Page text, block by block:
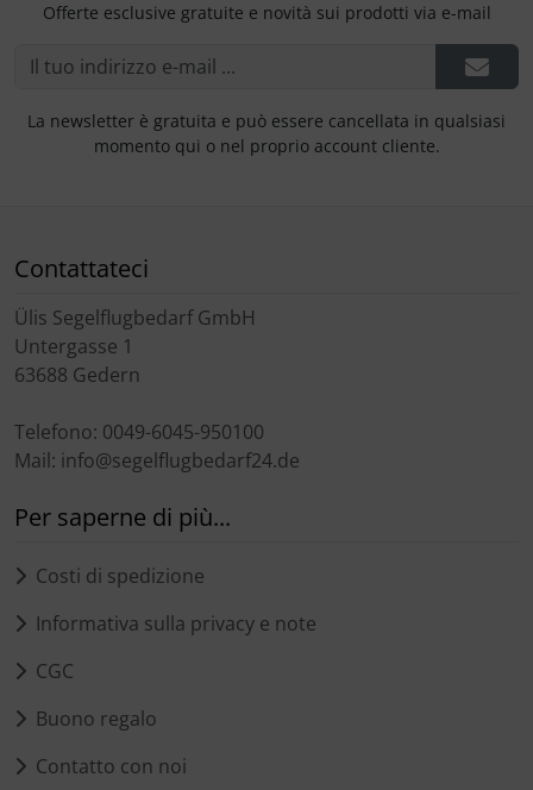
Offerte esclusive gratuite e novità sui prodotti via e-mail
La newsletter è gratuita e può essere cancellata in qualsiasi
momento qui o nel proprio account cliente.
Contattateci
Ülis Segelflugbedarf GmbH
Untergasse 1
63688 Gedern
Telefono: 0049-6045-950100
Mail: info@segelflugbedarf24.de
Per saperne di più...
Costi di spedizione
Informativa sulla privacy e note
CGC
Buono regalo
Contatto con noi